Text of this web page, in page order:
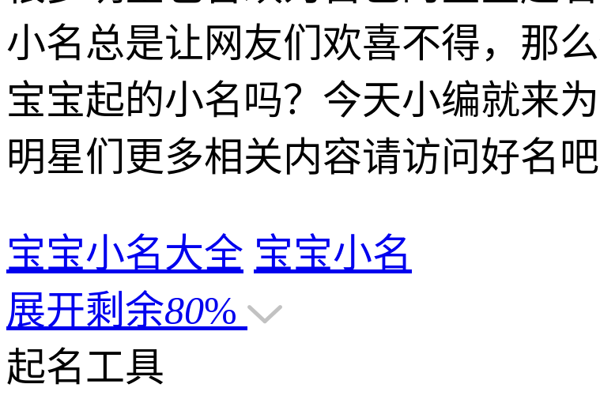
小名总是让网友们欢喜不得，那
宝宝起的小名吗？今天小编就来
明星们更多相关内容请访问好名吧
宝宝小名大全 宝宝小名
展开剩余80%
起名工具